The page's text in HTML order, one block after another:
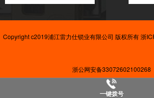
Copyright c2019浦江雷力仕锁业有限公司 版权所有浙
浙公网安备33072602100268
一键拨号